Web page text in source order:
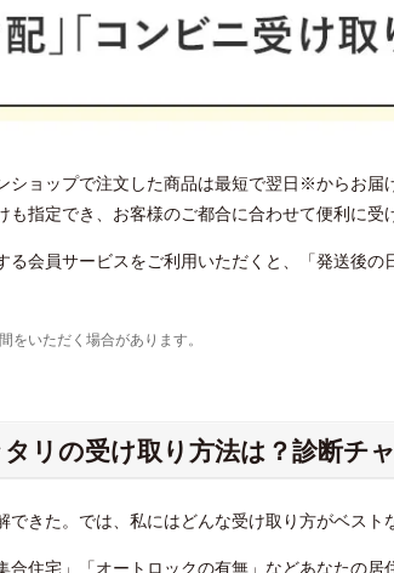
ショップで注文した商品は最短で翌日※からお届
も指定でき、お客様のご都合に合わせて便利に受
る会員サービスをご利用いただくと、「発送後
いただく場合があります。
リの受け取り方法は？診断チ
できた。では、私にはどんな受け取り方がベスト
合住宅」「オートロックの有無」などあなたの